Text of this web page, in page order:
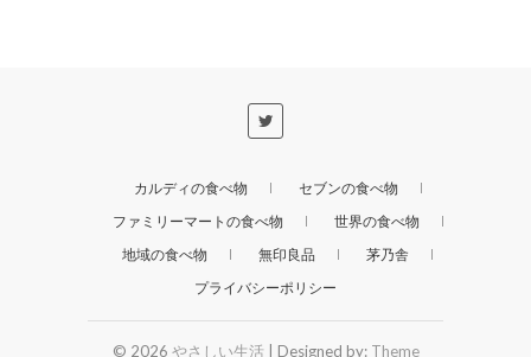
カルディの食べ物
セブンの食べ物
ファミリーマートの食べ物
世界の食べ物
地域の食べ物
無印良品
茅乃舎
プライバシーポリシー
© 2026 やさしい生活| Designed by: Theme